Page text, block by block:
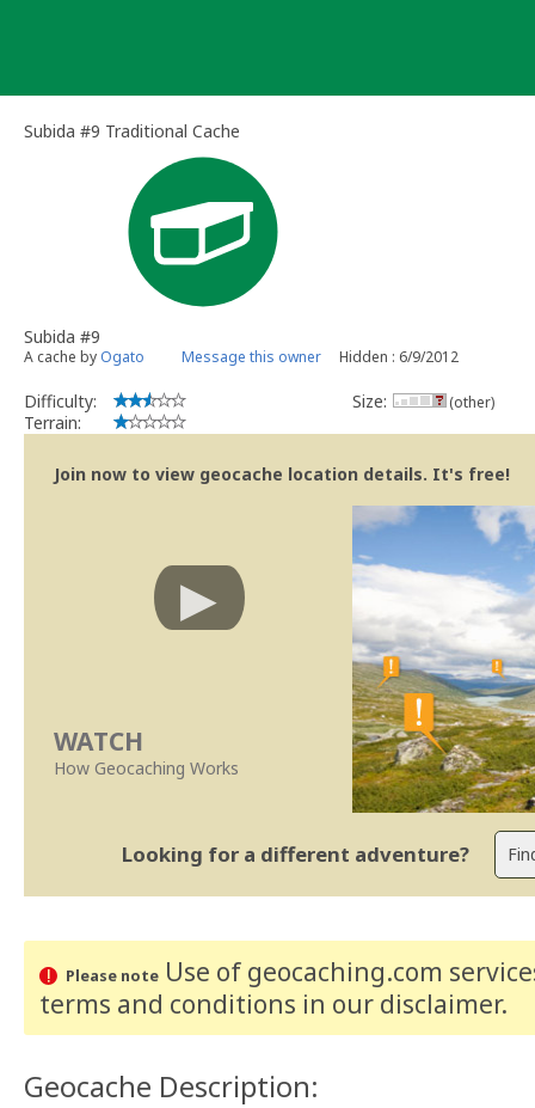
Subida #9 Traditional Cache
Subida #9
A cache by Ogato Message this owner Hidden : 6/9/2012
Difficulty:
Terrain:
Size: (other)
Join now to view geocache location details. It's free!
WATCH
How Geocaching Works
Looking for a different adventure?
Please noteUse of geocaching.com
terms and conditions in our disclaimer.
Geocache Description: